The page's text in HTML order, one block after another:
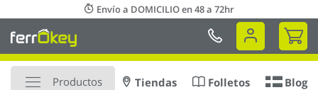
al
contenido
Envío a DOMICILIO en 48 a 72hr
Mi
Productos Tiendas Folletos Blog